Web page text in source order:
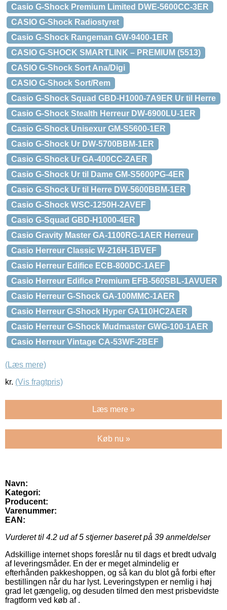
Casio G-Shock Premium Limited DWE-5600CC-3ER
CASIO G-Shock Radiostyret
Casio G-Shock Rangeman GW-9400-1ER
CASIO G-SHOCK SMARTLINK – PREMIUM (5513)
CASIO G-Shock Sort Ana/Digi
CASIO G-Shock Sort/Rem
Casio G-Shock Squad GBD-H1000-7A9ER Ur til Herre
Casio G-Shock Stealth Herreur DW-6900LU-1ER
Casio G-Shock Unisexur GM-S5600-1ER
Casio G-Shock Ur DW-5700BBM-1ER
Casio G-Shock Ur GA-400CC-2AER
Casio G-Shock Ur til Dame GM-S5600PG-4ER
Casio G-Shock Ur til Herre DW-5600BBM-1ER
Casio G-Shock WSC-1250H-2AVEF
Casio G-Squad GBD-H1000-4ER
Casio Gravity Master GA-1100RG-1AER Herreur
Casio Herreur Classic W-216H-1BVEF
Casio Herreur Edifice ECB-800DC-1AEF
Casio Herreur Edifice Premium EFB-560SBL-1AVUER
Casio Herreur G-Shock GA-100MMC-1AER
Casio Herreur G-Shock Hyper GA110HC2AER
Casio Herreur G-Shock Mudmaster GWG-100-1AER
Casio Herreur Vintage CA-53WF-2BEF
(Læs mere)
kr. (Vis fragtpris)
Læs mere »
Køb nu »
Navn:
Kategori:
Producent:
Varenummer:
EAN:
Vurderet til 4.2 ud af 5 stjerner baseret på 39 anmeldelser
Adskillige internet shops foreslår nu til dags et bredt udvalg
af leveringsmåder. En der er meget almindelig er
efterhånden pakkeshoppen, og så kan du blot gå forbi efter
bestillingen når du har lyst. Leveringstypen er nemlig i høj
grad let gængelig, og desuden tilmed den mest prisbevidste
fragtform ved køb af .